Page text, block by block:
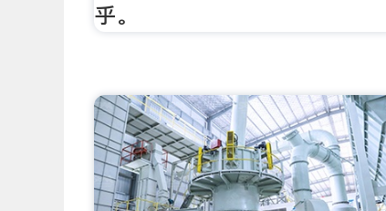
乎。